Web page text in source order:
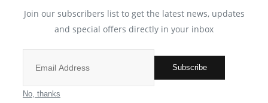
मुख्य समाचार
Join our subscribers list to get the latest news, updates
and special offers directly in your inbox
Subscribe
No, thanks